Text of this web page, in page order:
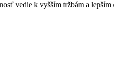
vedie k vyšším tržbám a